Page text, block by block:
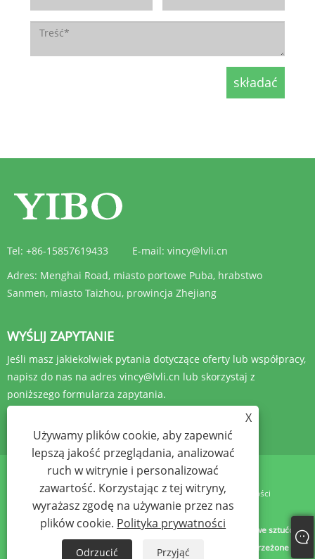
Tel: +86-15857619433 E-mail: vincy@lvli.cn
Adres: Menghai Road, miasto portowe Puba, hrabstwo
Sanmen, miasto Taizhou, prowincja Zhejiang
WYŚLIJ ZAPYTANIE
Jeśli masz jakiekolwiek pytania dotyczące oferty lub współpracy,
napisz do nas na adres vincy@lvli.cn lub skorzystaj z
poniższego formularza zapytania.
Links Sitemap RSS XML Polityka prywatności
Copyright © 2023 Zhejiang Yibo Technology Co., Ltd. - Plastikowe sztućce,
Plastikowa miska, Plastikowe sztućce - Wszelkie prawa zastrzeżone
X
Używamy plików cookie, aby zapewnić
lepszą jakość przeglądania, analizować
ruch w witrynie i personalizować
zawartość. Korzystając z tej witryny,
wyrażasz zgodę na używanie przez nas
plików cookie. Polityka prywatności
Odrzucić Przyjąć